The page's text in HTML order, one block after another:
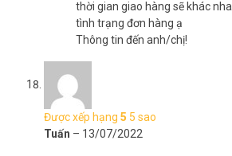
thời gian giao hàng sẽ khác
tình trạng đơn hàng ạ
Thông tin đến anh/chị!
Được xếp hạng 5 5 sao
Tuấn – 13/07/2022